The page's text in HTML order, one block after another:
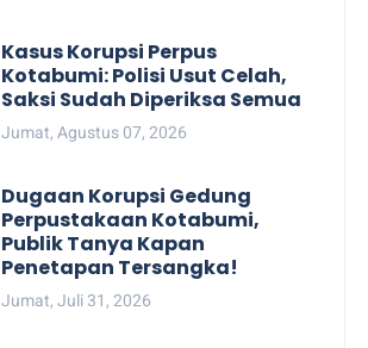
Kasus Korupsi Perpus
Kotabumi: Polisi Usut Celah,
Saksi Sudah Diperiksa Semua
Jumat, Agustus 07, 2026
Dugaan Korupsi Gedung
Perpustakaan Kotabumi,
Publik Tanya Kapan
Penetapan Tersangka!
Jumat, Juli 31, 2026